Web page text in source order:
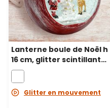
Lanterne boule de Noël h
16 cm, glitter scintillant,
led blanc froid
Glitter en mouvement